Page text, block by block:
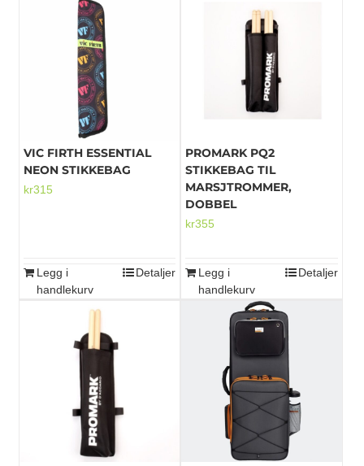
VIC FIRTH ESSENTIAL
NEON STIKKEBAG
kr315
Legg i
handlekurv
Detaljer
PROMARK PQ2
STIKKEBAG TIL
MARSJTROMMER,
DOBBEL
kr355
Legg i
handlekurv
Detaljer